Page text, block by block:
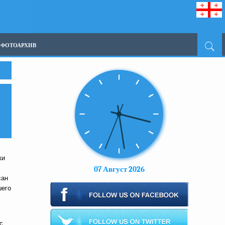
ФОТОАРХИВ
07 Август 2026